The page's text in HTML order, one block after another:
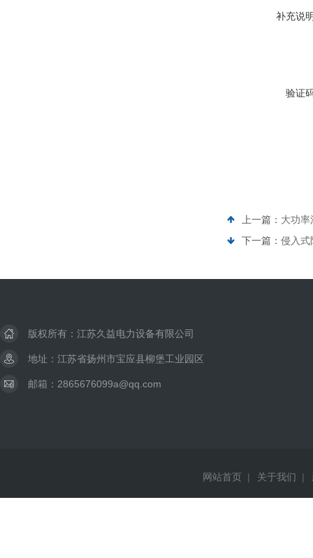
补充说
验证
上一篇： 大功
下一篇： 侵入式
版权所有：江苏久益电力设备有限公司
地址：江苏省扬州市宝应县柳堡工业园区
邮箱：2865676099a@qq.com
网站首页 | 关于我们 |